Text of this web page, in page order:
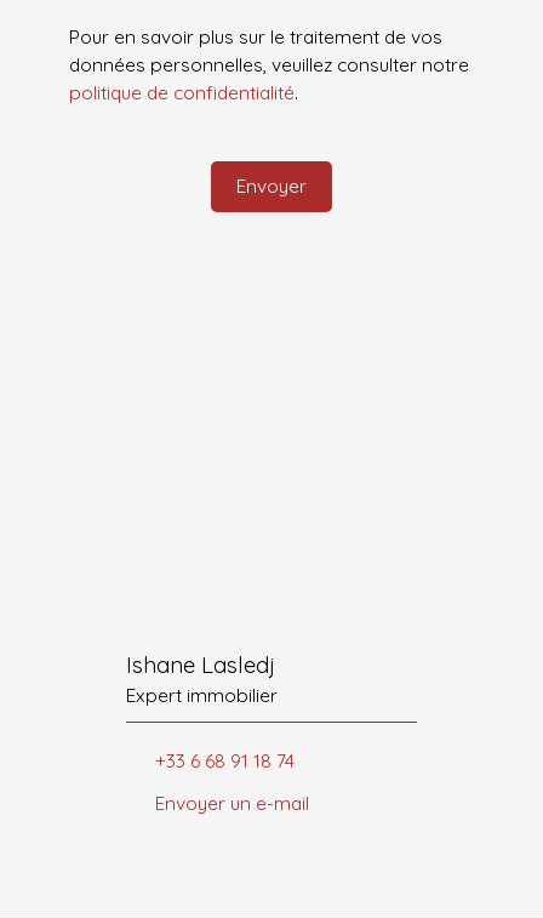
Pour en savoir plus sur le traitement de vos
données personnelles, veuillez consulter notre
politique de confidentialité.
Envoyer
Ishane Lasledj
Expert immobilier
+33 6 68 91 18 74
Envoyer un e-mail